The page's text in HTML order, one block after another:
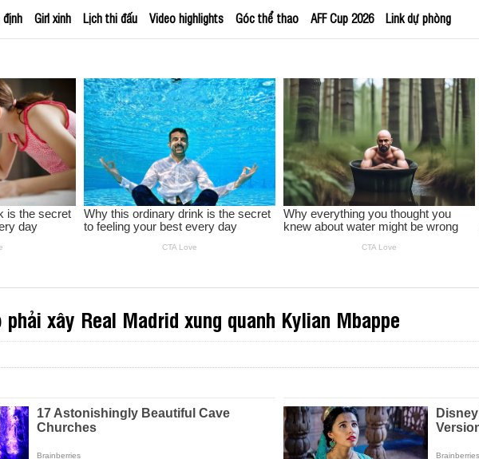
định Girl xinh Lịch thi đấu Video highlights Góc thể thao AFF Cup 2026 Link dự phòng
xây Real Madrid xung quanh Kylian Mbappe